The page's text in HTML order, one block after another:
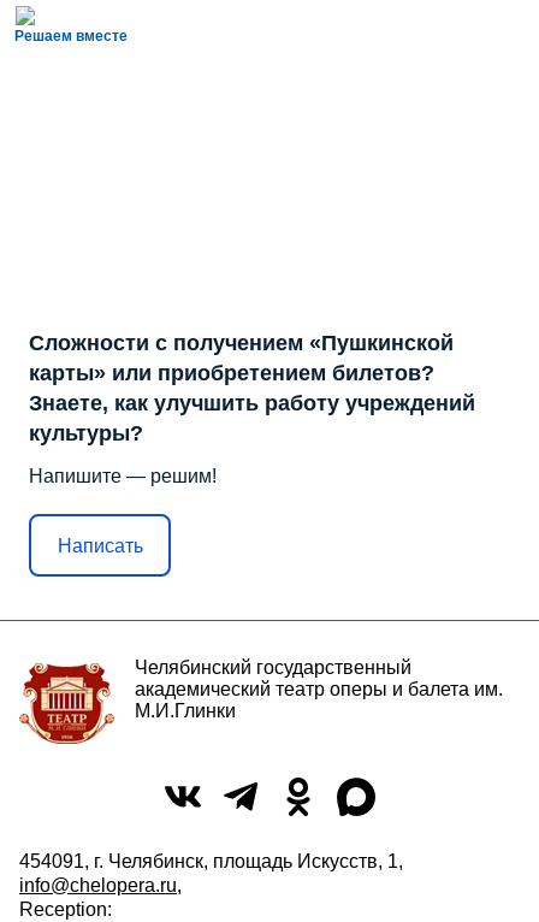
Решаем вместе
Сложности с получением «Пушкинской
карты» или приобретением билетов?
Знаете, как улучшить работу учреждений
культуры?
Напишите — решим!
Написать
Челябинский государственный
академический театр оперы и балета им.
М.И.Глинки
454091, г. Челябинск, площадь Искусств, 1,
info@chelopera.ru,
Reception: